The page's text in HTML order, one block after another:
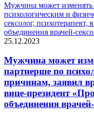
Мужчина может
психологическим и
сексолог,
объединения врачей-
25.12.2023
Мужчина может
партнерше по
причинам, заявил
вице-президент
объединения